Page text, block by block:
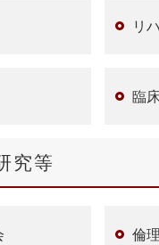
リ
臨
究等
倫